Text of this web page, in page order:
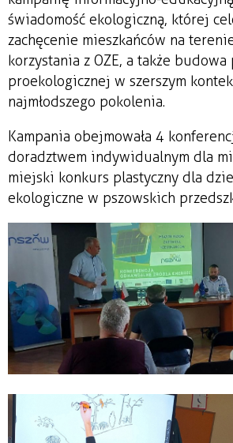
świadomość ekologiczną, której
zachęcenie mieszkańców na
korzystania z OZE, a także budowa
proekologicznej w szerszym
najmłodszego pokolenia.
Kampania obejmowała 4
doradztwem indywidualnym dla
miejski konkurs plastyczny dla
ekologiczne w pszowskich